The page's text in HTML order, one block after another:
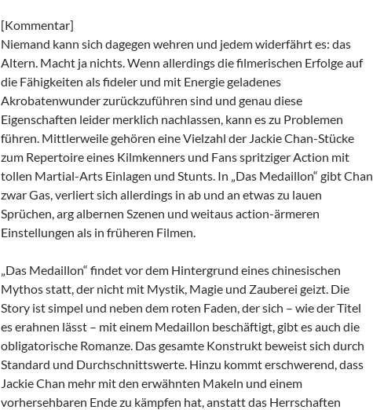
[Kommentar]
Niemand kann sich dagegen wehren und jedem widerfährt es: das
Altern. Macht ja nichts. Wenn allerdings die filmerischen Erfolge auf
die Fähigkeiten als fideler und mit Energie geladenes
Akrobatenwunder zurückzuführen sind und genau diese
Eigenschaften leider merklich nachlassen, kann es zu Problemen
führen. Mittlerweile gehören eine Vielzahl der Jackie Chan-Stücke
zum Repertoire eines Kilmkenners und Fans spritziger Action mit
tollen Martial-Arts Einlagen und Stunts. In „Das Medaillon“ gibt Chan
zwar Gas, verliert sich allerdings in ab und an etwas zu lauen
Sprüchen, arg albernen Szenen und weitaus action-ärmeren
Einstellungen als in früheren Filmen.
„Das Medaillon“ findet vor dem Hintergrund eines chinesischen
Mythos statt, der nicht mit Mystik, Magie und Zauberei geizt. Die
Story ist simpel und neben dem roten Faden, der sich – wie der Titel
es erahnen lässt – mit einem Medaillon beschäftigt, gibt es auch die
obligatorische Romanze. Das gesamte Konstrukt beweist sich durch
Standard und Durchschnittswerte. Hinzu kommt erschwerend, dass
Jackie Chan mehr mit den erwähnten Makeln und einem
vorhersehbaren Ende zu kämpfen hat, anstatt das Herrschaften